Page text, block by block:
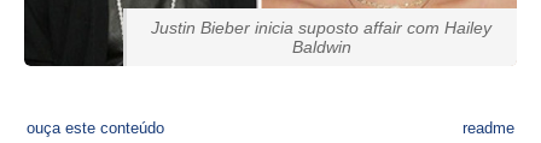
Justin Bieber inicia suposto affair com Hailey
Baldwin
ouça este conteúdo readme